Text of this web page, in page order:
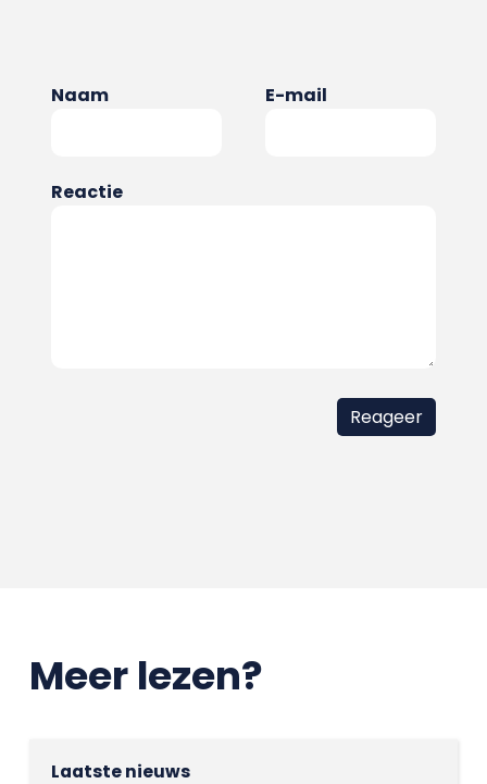
Naam E-mail
Reactie
Meer lezen?
Laatste nieuws